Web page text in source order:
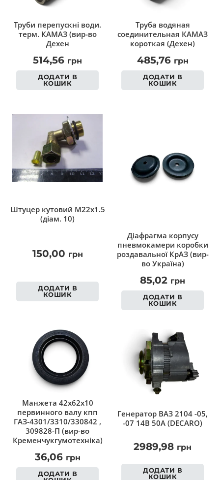
Труби перепускні води.
терм. КАМАЗ (вир-во
Дехен
514,56 грн
ДОДАТИ В
КОШИК
Труба водяная
соединительная КАМАЗ
короткая (Дехен)
485,76 грн
ДОДАТИ В
КОШИК
Штуцер кутовий M22x1.5
(діам. 10)
150,00 грн
ДОДАТИ В
КОШИК
Діафрагма корпусу
пневмокамери коробки
роздавальної КрАЗ (вир-
во Україна)
85,02 грн
ДОДАТИ В
КОШИК
Манжета 42х62х10
первинного валу кпп
ГАЗ-4301/3310/330842 ,
309828-П (вир-во
Кременчукгумотехніка)
36,06 грн
ДОДАТИ В
Генератор ВАЗ 2104 -05,
-07 14В 50А (DECARO)
2989,98 грн
ДОДАТИ В
КОШИК